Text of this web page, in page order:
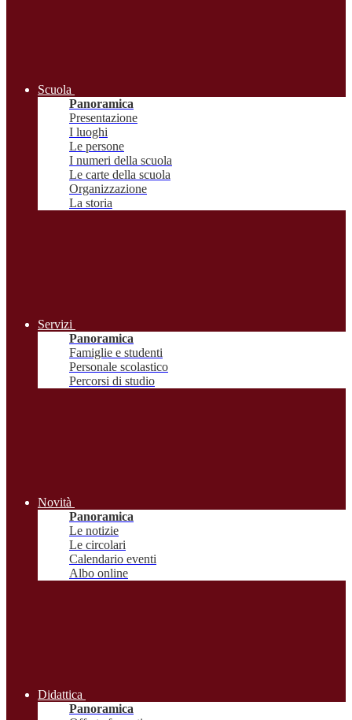
Scuola
Panoramica
Presentazione
I luoghi
Le persone
I numeri della scuola
Le carte della scuola
Organizzazione
La storia
Servizi
Panoramica
Famiglie e studenti
Personale scolastico
Percorsi di studio
Novità
Panoramica
Le notizie
Le circolari
Calendario eventi
Albo online
Didattica
Panoramica